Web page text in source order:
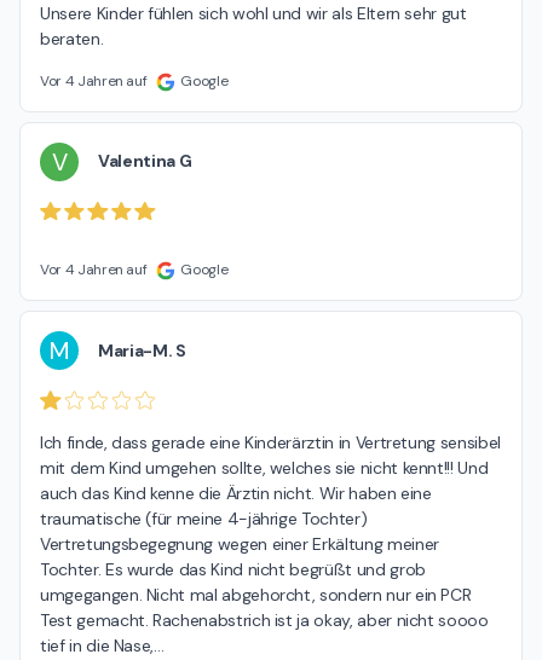
Unsere Kinder fühlen sich wohl und wir als Eltern sehr gut
beraten.
Vor 4 Jahren auf Google
V Valentina G
Vor 4 Jahren auf Google
M Maria-M. S
Ich finde, dass gerade eine Kinderärztin in Vertretung sensibel
mit dem Kind umgehen sollte, welches sie nicht kennt!!! Und
auch das Kind kenne die Ärztin nicht. Wir haben eine
traumatische (für meine 4-jährige Tochter)
Vertretungsbegegnung wegen einer Erkältung meiner
Tochter. Es wurde das Kind nicht begrüßt und grob
umgegangen. Nicht mal abgehorcht, sondern nur ein PCR
Test gemacht. Rachenabstrich ist ja okay, aber nicht soooo
tief in die Nase,…